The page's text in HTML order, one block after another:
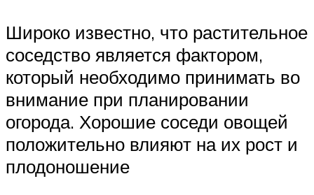
Широко известно, что растительное
соседство является фактором,
который необходимо принимать во
внимание при планировании
огорода. Хорошие соседи овощей
положительно влияют на их рост и
плодоношение